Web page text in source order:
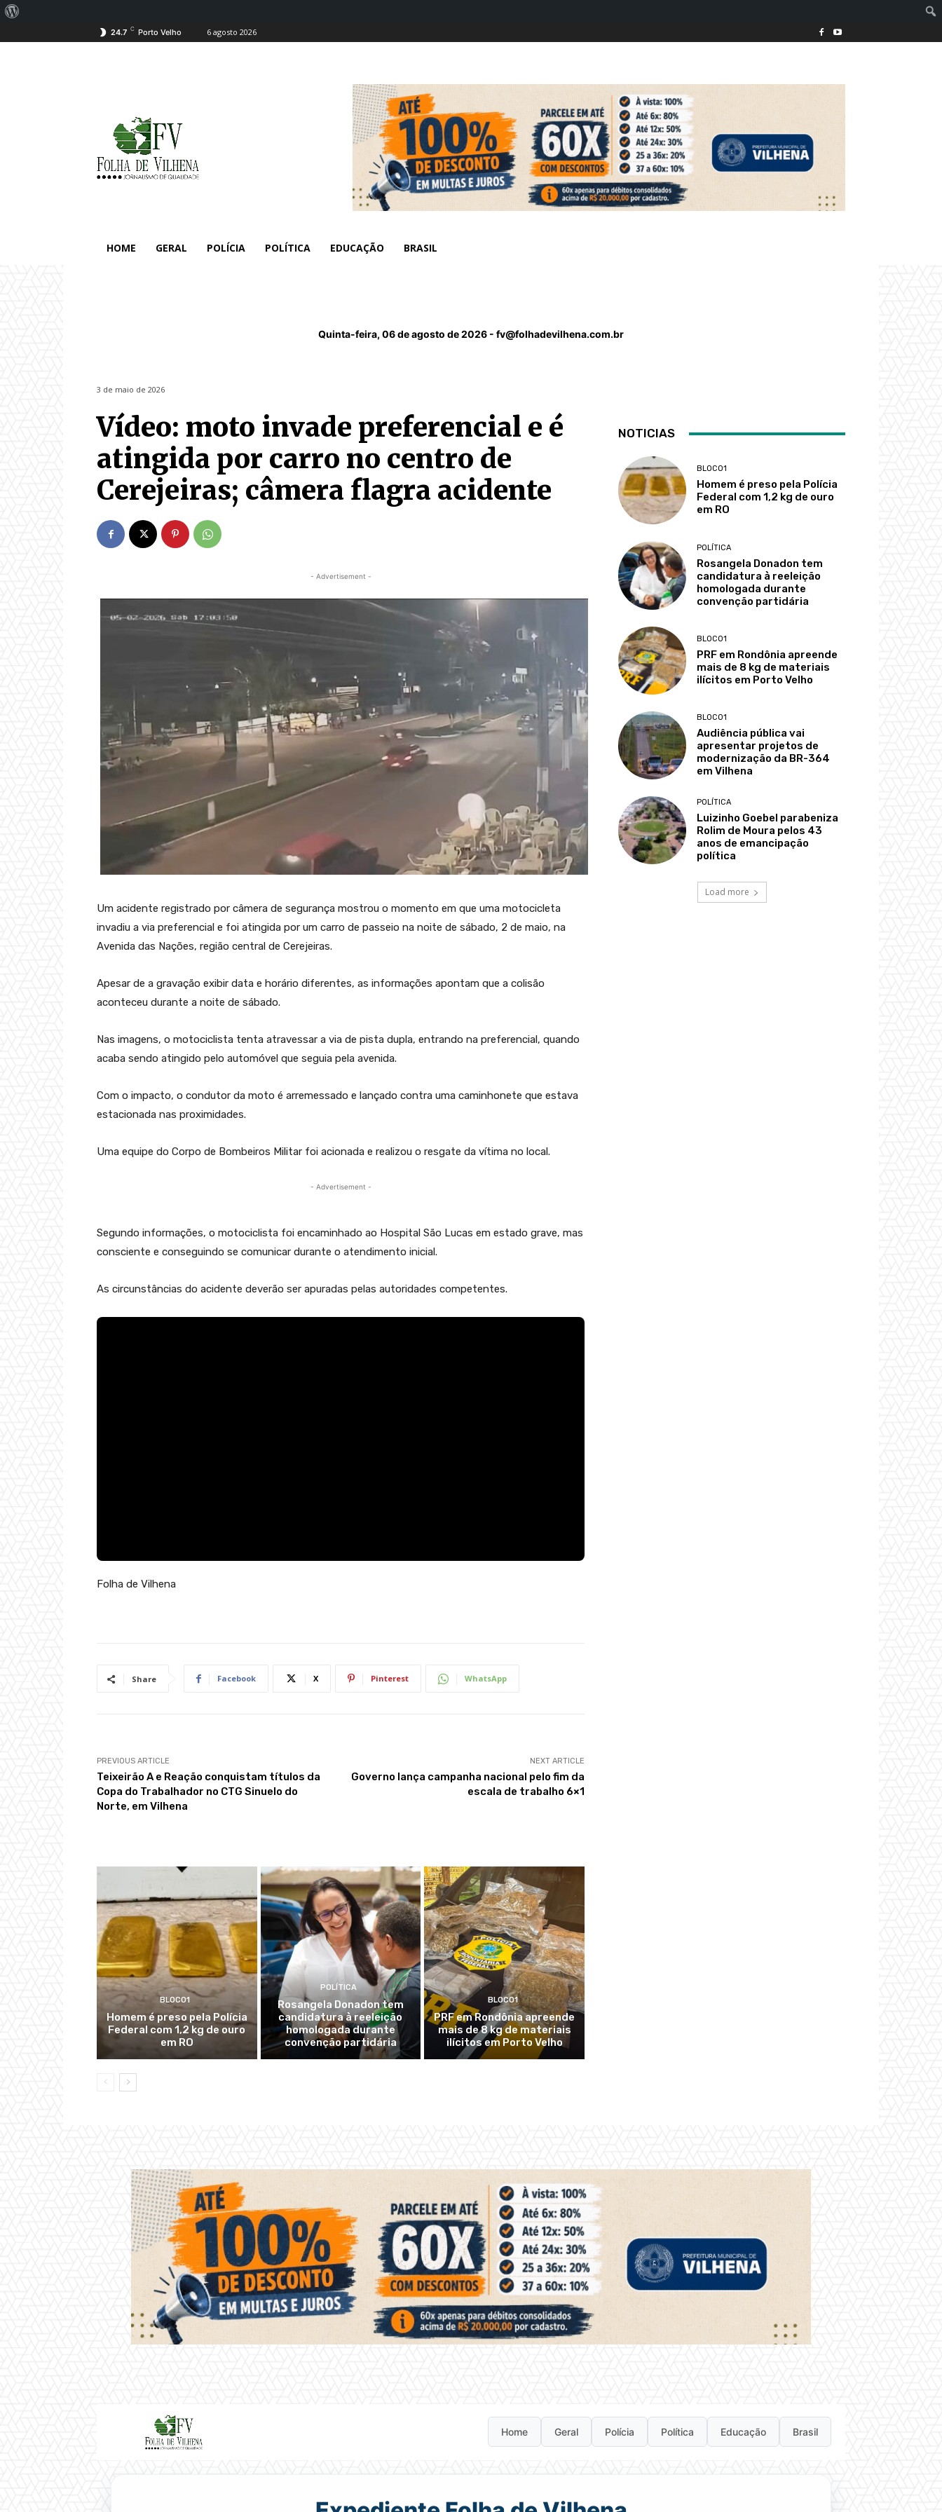
24.7 C Porto Velho 6 agosto 2026
HOME GERAL POLÍCIA POLÍTICA EDUCAÇÃO BRASIL
Quinta-feira, 06 de agosto de 2026 - fv@folhadevilhena.com.br
3 de maio de 2026
Vídeo: moto invade preferencial e é
atingida por carro no centro de
Cerejeiras; câmera flagra acidente
- Advertisement -
Um acidente registrado por câmera de segurança mostrou o momento em que uma motocicleta
invadiu a via preferencial e foi atingida por um carro de passeio na noite de sábado, 2 de maio, na
Avenida das Nações, região central de Cerejeiras.
Apesar de a gravação exibir data e horário diferentes, as informações apontam que a colisão
aconteceu durante a noite de sábado.
Nas imagens, o motociclista tenta atravessar a via de pista dupla, entrando na preferencial, quando
acaba sendo atingido pelo automóvel que seguia pela avenida.
Com o impacto, o condutor da moto é arremessado e lançado contra uma caminhonete que estava
estacionada nas proximidades.
Uma equipe do Corpo de Bombeiros Militar foi acionada e realizou o resgate da vítima no local.
- Advertisement -
Segundo informações, o motociclista foi encaminhado ao Hospital São Lucas em estado grave, mas
consciente e conseguindo se comunicar durante o atendimento inicial.
As circunstâncias do acidente deverão ser apuradas pelas autoridades competentes.
Folha de Vilhena
Share Facebook X Pinterest WhatsApp
PREVIOUS ARTICLE
Teixeirão A e Reação conquistam títulos da
Copa do Trabalhador no CTG Sinuelo do
Norte, em Vilhena
NEXT ARTICLE
Governo lança campanha nacional pelo fim da
escala de trabalho 6×1
BLOCO1
Homem é preso pela Polícia
Federal com 1,2 kg de ouro
em RO
POLÍTICA
Rosangela Donadon tem
candidatura à reeleição
homologada durante
convenção partidária
BLOCO1
PRF em Rondônia apreende
mais de 8 kg de materiais
ilícitos em Porto Velho
NOTICIAS
BLOCO1
Homem é preso pela Polícia
Federal com 1,2 kg de ouro
em RO
POLÍTICA
Rosangela Donadon tem
candidatura à reeleição
homologada durante
convenção partidária
BLOCO1
PRF em Rondônia apreende
mais de 8 kg de materiais
ilícitos em Porto Velho
BLOCO1
Audiência pública vai
apresentar projetos de
modernização da BR-364
em Vilhena
POLÍTICA
Luizinho Goebel parabeniza
Rolim de Moura pelos 43
anos de emancipação
política
Load more
Home Geral Polícia Política Educação Brasil